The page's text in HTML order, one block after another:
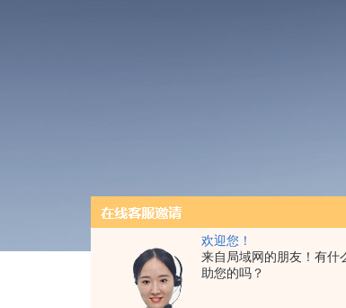
欢迎您！
来自局域网的朋友！有什
助您的吗？